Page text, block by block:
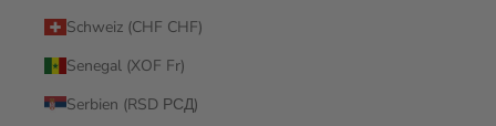
Schweiz (CHF CHF)
Senegal (XOF Fr)
Serbien (RSD РСД)